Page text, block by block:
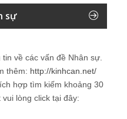
sự
về các vấn đề Nhân sự
thêm: http://kinhcan.net/
hợp tìm kiếm khoảng 30
vui lòng click tại đây: